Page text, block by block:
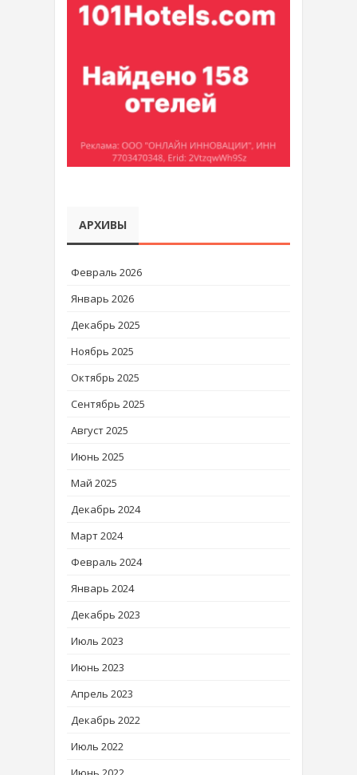
АРХИВЫ
Февраль 2026
Январь 2026
Декабрь 2025
Ноябрь 2025
Октябрь 2025
Сентябрь 2025
Август 2025
Июнь 2025
Май 2025
Декабрь 2024
Март 2024
Февраль 2024
Январь 2024
Декабрь 2023
Июль 2023
Июнь 2023
Апрель 2023
Декабрь 2022
Июль 2022